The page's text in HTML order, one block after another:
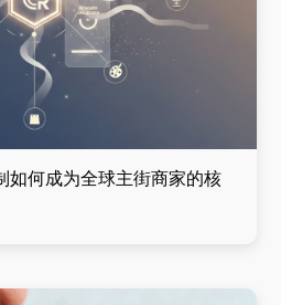
如何成为全球主街商家的核